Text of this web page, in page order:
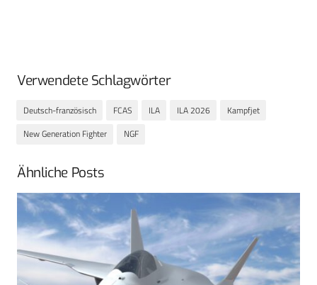
Verwendete Schlagwörter
Deutsch-französisch FCAS ILA ILA 2026
Kampfjet
New Generation Fighter
NGF
Ähnliche Posts